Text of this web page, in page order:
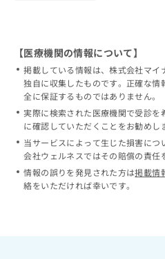
【医療機関の情報について】
掲載している情報は、株式会社マ
独自に収集したものです。正確な
全に保証するものではありません。
実際に検索された医療機関で受診を
に確認していただくことをお勧めし
当サービスによって生じた損害に
会社ウェルネスではその賠償の責任
情報の誤りを発見された方は掲載情
絡をいただければ幸いです。